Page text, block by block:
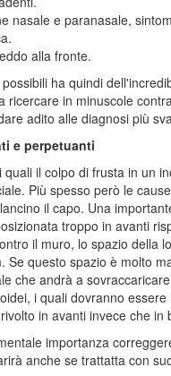
nasale e paranasale,
alla fronte.
ha quindi
ricercare in minuscole
adito alle diagnosi più
e perpetuanti
quali il colpo di frusta in un
Più spesso però le
il capo. Una
troppo in avanti
il muro, lo spazio della
Se questo spazio è molto
che andrà a
i quali dovranno
in avanti invece che in
importanza
anche se trattatta con